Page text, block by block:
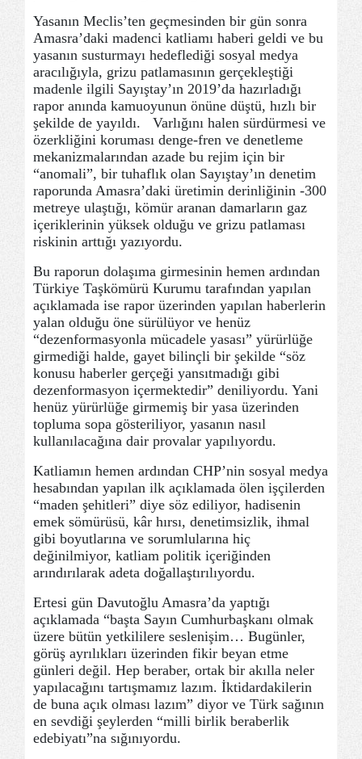
Yasanın Meclis’ten geçmesinden bir gün sonra
Amasra’daki madenci katliamı haberi geldi ve bu
yasanın susturmayı hedeflediği sosyal medya
aracılığıyla, grizu patlamasının gerçekleştiği
madenle ilgili Sayıştay’ın 2019’da hazırladığı
rapor anında kamuoyunun önüne düştü, hızlı bir
şekilde de yayıldı. Varlığını halen sürdürmesi ve
özerkliğini koruması denge-fren ve denetleme
mekanizmalarından azade bu rejim için bir
“anomali”, bir tuhaflık olan Sayıştay’ın denetim
raporunda Amasra’daki üretimin derinliğinin -300
metreye ulaştığı, kömür aranan damarların gaz
içeriklerinin yüksek olduğu ve grizu patlaması
riskinin arttığı yazıyordu.
Bu raporun dolaşıma girmesinin hemen ardından
Türkiye Taşkömürü Kurumu tarafından yapılan
açıklamada ise rapor üzerinden yapılan haberlerin
yalan olduğu öne sürülüyor ve henüz
“dezenformasyonla mücadele yasası” yürürlüğe
girmediği halde, gayet bilinçli bir şekilde “söz
konusu haberler gerçeği yansıtmadığı gibi
dezenformasyon içermektedir” deniliyordu. Yani
henüz yürürlüğe girmemiş bir yasa üzerinden
topluma sopa gösteriliyor, yasanın nasıl
kullanılacağına dair provalar yapılıyordu.
Katliamın hemen ardından CHP’nin sosyal medya
hesabından yapılan ilk açıklamada ölen işçilerden
“maden şehitleri” diye söz ediliyor, hadisenin
emek sömürüsü, kâr hırsı, denetimsizlik, ihmal
gibi boyutlarına ve sorumlularına hiç
değinilmiyor, katliam politik içeriğinden
arındırılarak adeta doğallaştırılıyordu.
Ertesi gün Davutoğlu Amasra’da yaptığı
açıklamada “başta Sayın Cumhurbaşkanı olmak
üzere bütün yetkililere seslenişim… Bugünler,
görüş ayrılıkları üzerinden fikir beyan etme
günleri değil. Hep beraber, ortak bir akılla neler
yapılacağını tartışmamız lazım. İktidardakilerin
de buna açık olması lazım” diyor ve Türk sağının
en sevdiği şeylerden “milli birlik beraberlik
edebiyatı”na sığınıyordu.